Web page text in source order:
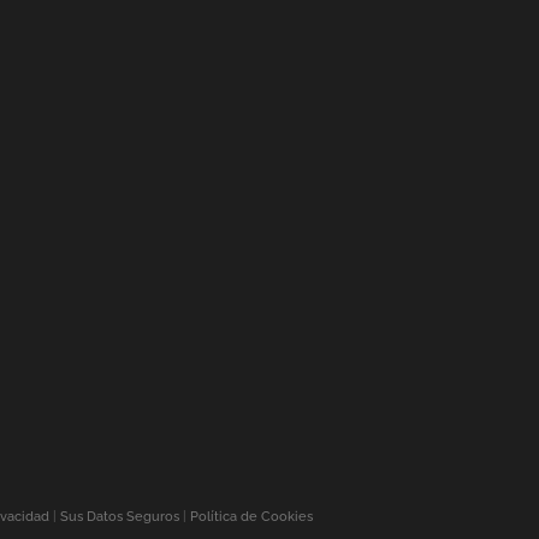
|Sus Datos Seguros Política de Cookies